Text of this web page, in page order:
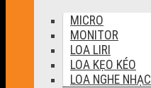
MICRO
MONITOR
LOA LIRI
LOA KẸO KÉO
LOA NGHE NHẠC